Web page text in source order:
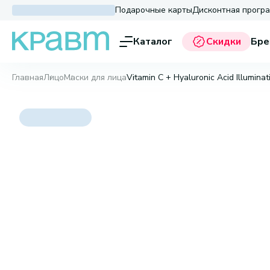
Подарочные картыДисконтная
Каталог Скидки
ГлавнаяЛицоМаски для лицаVitamin C + Hyaluronic Acid